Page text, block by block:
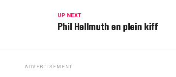
UP NEXT
Phil Hellmuth en plein kiff
ADVERTISEMENT